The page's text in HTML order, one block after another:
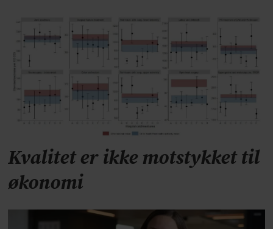
Kvalitet er ikke motstykket til
økonomi